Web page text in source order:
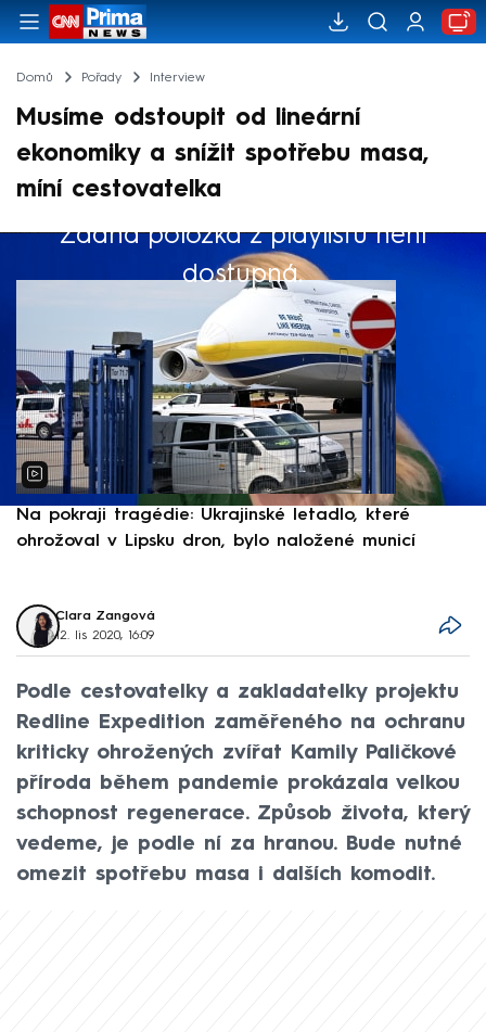
Domů Pořady Interview
Musíme odstoupit od lineární
ekonomiky a snížit spotřebu masa,
míní cestovatelka
Žádná položka z playlistu není
dostupná.
Výběr redakce
Na pokraji tragédie: Ukrajinské letadlo, které
ohrožoval v Lipsku dron, bylo naložené municí
Clara Zangová
12. lis 2020, 16:09
Podle cestovatelky a zakladatelky projektu
Redline Expedition zaměřeného na ochranu
kriticky ohrožených zvířat Kamily Paličkové
příroda během pandemie prokázala velkou
schopnost regenerace. Způsob života, který
vedeme, je podle ní za hranou. Bude nutné
omezit spotřebu masa i dalších komodit.